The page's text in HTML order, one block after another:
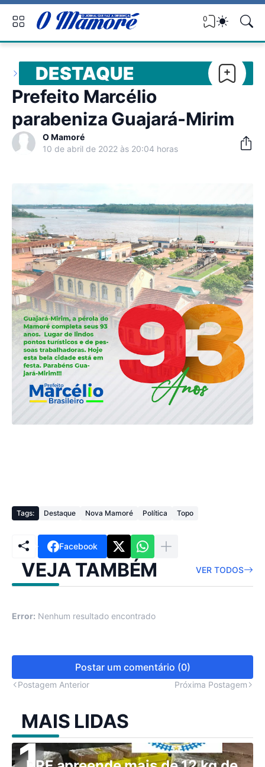
0
DESTAQUE
Prefeito Marcélio
parabeniza Guajará-Mirim
O Mamoré
10 de abril de 2022 às 20:04 horas
Tags: Destaque Nova Mamoré Política Topo
Facebook
VEJA TAMBÉM VER TODOS
Error: Nenhum resultado encontrado
Postar um comentário (0)
Postagem Anterior Próxima Postagem
MAIS LIDAS